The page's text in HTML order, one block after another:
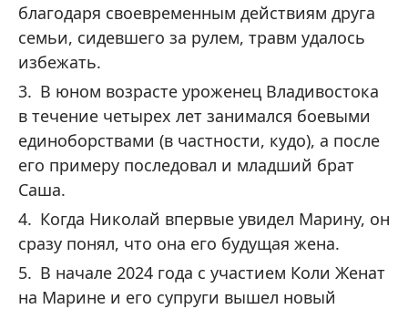
благодаря своевременным действиям друга
семьи, сидевшего за рулем, травм удалось
избежать.
В юном возрасте уроженец Владивостока
в течение четырех лет занимался боевыми
единоборствами (в частности, кудо), а после
его примеру последовал и младший брат
Саша.
Когда Николай впервые увидел Марину, он
сразу понял, что она его будущая жена.
В начале 2024 года с участием Коли Женат
на Марине и его супруги вышел новый